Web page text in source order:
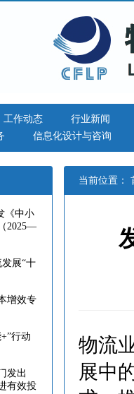
工作动态
行业新闻
信息化设计与咨询
《中小
2025—
展“十
增效专
行动
发出
有效投
当前位置：
物流
展中